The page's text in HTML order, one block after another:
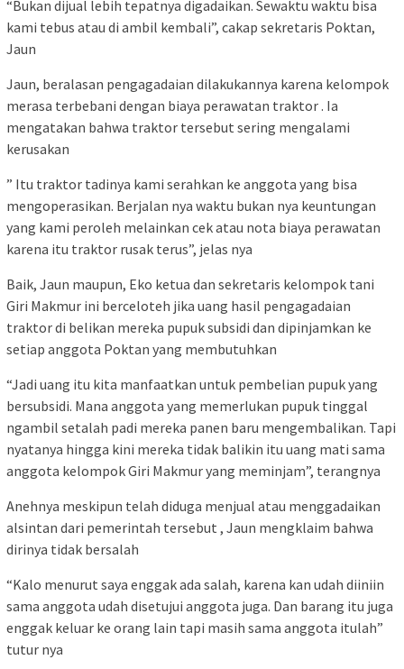
“Bukan dijual lebih tepatnya digadaikan. Sewaktu waktu bisa
kami tebus atau di ambil kembali”, cakap sekretaris Poktan,
Jaun
Jaun, beralasan pengagadaian dilakukannya karena kelompok
merasa terbebani dengan biaya perawatan traktor . Ia
mengatakan bahwa traktor tersebut sering mengalami
kerusakan
” Itu traktor tadinya kami serahkan ke anggota yang bisa
mengoperasikan. Berjalan nya waktu bukan nya keuntungan
yang kami peroleh melainkan cek atau nota biaya perawatan
karena itu traktor rusak terus”, jelas nya
Baik, Jaun maupun, Eko ketua dan sekretaris kelompok tani
Giri Makmur ini berceloteh jika uang hasil pengagadaian
traktor di belikan mereka pupuk subsidi dan dipinjamkan ke
setiap anggota Poktan yang membutuhkan
“Jadi uang itu kita manfaatkan untuk pembelian pupuk yang
bersubsidi. Mana anggota yang memerlukan pupuk tinggal
ngambil setalah padi mereka panen baru mengembalikan. Tapi
nyatanya hingga kini mereka tidak balikin itu uang mati sama
anggota kelompok Giri Makmur yang meminjam”, terangnya
Anehnya meskipun telah diduga menjual atau menggadaikan
alsintan dari pemerintah tersebut , Jaun mengklaim bahwa
dirinya tidak bersalah
“Kalo menurut saya enggak ada salah, karena kan udah diiniin
sama anggota udah disetujui anggota juga. Dan barang itu juga
enggak keluar ke orang lain tapi masih sama anggota itulah”
tutur nya